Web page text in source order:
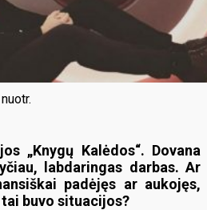
„Knygų Kalėdos“. Dovana
labdaringas darbas. Ar
padėjęs ar aukojęs,
buvo situacijos?